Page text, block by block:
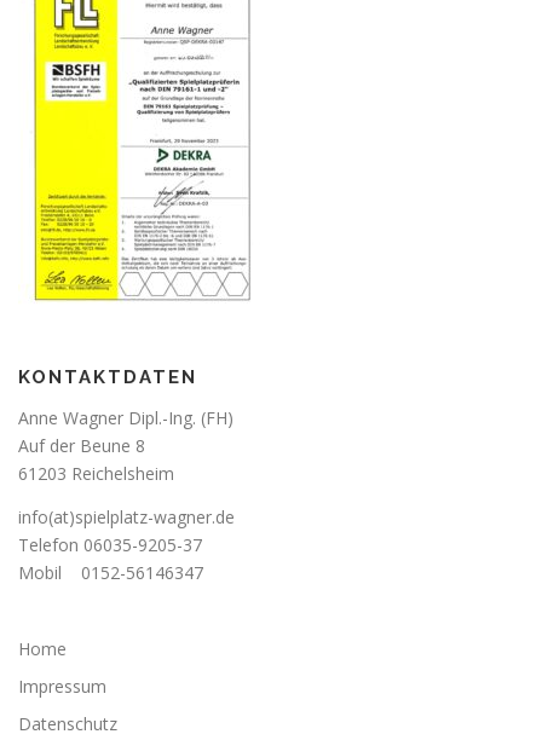
KONTAKTDATEN
Anne Wagner Dipl.-Ing. (FH)
Auf der Beune 8
61203 Reichelsheim
info(at)spielplatz-wagner.de
Telefon 06035-9205-37
Mobil 0152-56146347
Home
Impressum
Datenschutz